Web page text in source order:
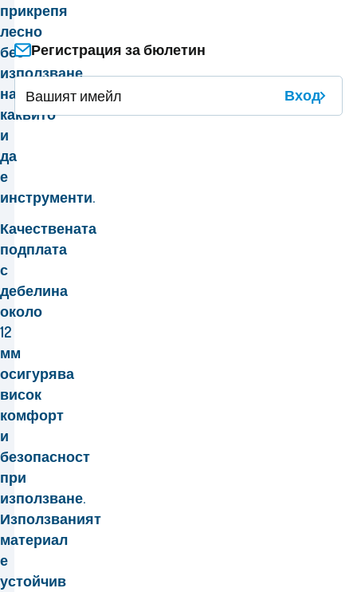
прикрепя
лесно
без
използване
на
каквито
и
да
е
инструменти.
Качествената
подплата
с
дебелина
около
12
мм
осигурява
висок
комфорт
и
безопасност
при
използване.
Използваният
материал
е
устойчив
Регистрация за бюлетин
Вход